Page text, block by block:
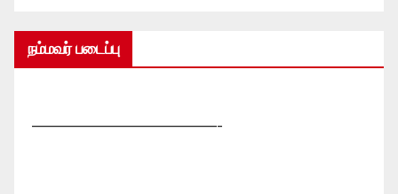
நம்மவர் படைப்பு
—————————————-